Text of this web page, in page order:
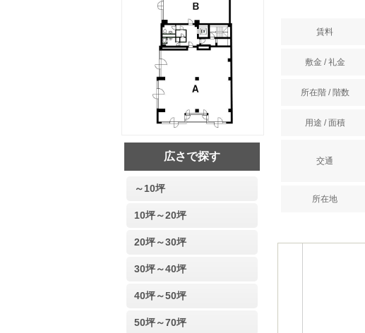
賃料
敷金 / 礼金
所在階 / 階数
用途 / 面積
交通
所在地
広さで探す
～10坪
10坪～20坪
20坪～30坪
30坪～40坪
40坪～50坪
50坪～70坪